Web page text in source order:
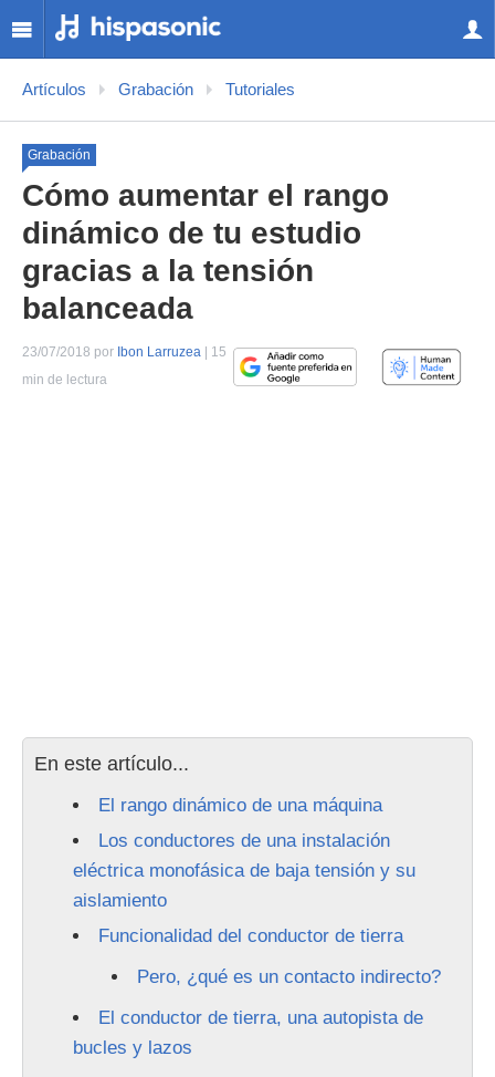
Artículos Grabación Tutoriales
Grabación
Cómo aumentar el rango
dinámico de tu estudio
gracias a la tensión
balanceada
23/07/2018 por Ibon Larruzea | 15
min de lectura
En este artículo...
El rango dinámico de una máquina
Los conductores de una instalación
eléctrica monofásica de baja tensión y su
aislamiento
Funcionalidad del conductor de tierra
Pero, ¿qué es un contacto indirecto?
El conductor de tierra, una autopista de
bucles y lazos